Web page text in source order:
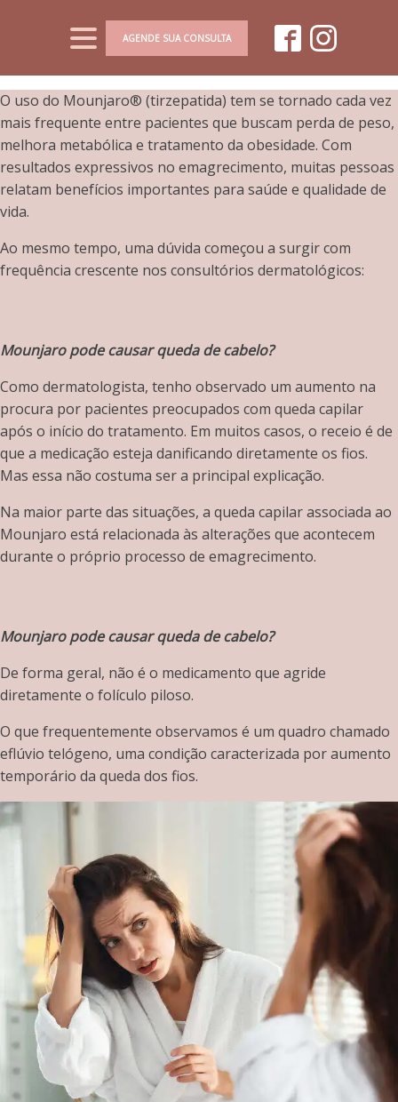
AGENDE SUA CONSULTA
O uso do Mounjaro® (tirzepatida) tem se tornado cada vez
mais frequente entre pacientes que buscam perda de peso,
melhora metabólica e tratamento da obesidade. Com
resultados expressivos no emagrecimento, muitas pessoas
relatam benefícios importantes para saúde e qualidade de
vida.
Ao mesmo tempo, uma dúvida começou a surgir com
frequência crescente nos consultórios dermatológicos:
Mounjaro pode causar queda de cabelo?
Como dermatologista, tenho observado um aumento na
procura por pacientes preocupados com queda capilar
após o início do tratamento. Em muitos casos, o receio é de
que a medicação esteja danificando diretamente os fios.
Mas essa não costuma ser a principal explicação.
Na maior parte das situações, a queda capilar associada ao
Mounjaro está relacionada às alterações que acontecem
durante o próprio processo de emagrecimento.
Mounjaro pode causar queda de cabelo?
De forma geral, não é o medicamento que agride
diretamente o folículo piloso.
O que frequentemente observamos é um quadro chamado
eflúvio telógeno, uma condição caracterizada por aumento
temporário da queda dos fios.